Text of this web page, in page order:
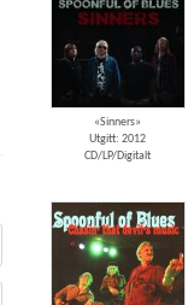
«Sinners»
Utgitt: 2012
CD/LP/Digitalt